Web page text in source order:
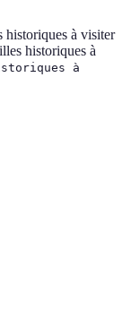
historiques à visiter
historiques à
à